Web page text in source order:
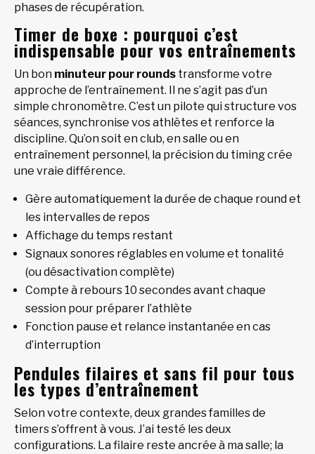
phases de récupération.
Timer de boxe : pourquoi c’est
indispensable pour vos entraînements
Un bon minuteur pour rounds transforme votre
approche de l’entraînement. Il ne s’agit pas d’un
simple chronomètre. C’est un pilote qui structure vos
séances, synchronise vos athlètes et renforce la
discipline. Qu’on soit en club, en salle ou en
entraînement personnel, la précision du timing crée
une vraie différence.
Gère automatiquement la durée de chaque round et
les intervalles de repos
Affichage du temps restant
Signaux sonores réglables en volume et tonalité
(ou désactivation complète)
Compte à rebours 10 secondes avant chaque
session pour préparer l’athlète
Fonction pause et relance instantanée en cas
d’interruption
Pendules filaires et sans fil pour tous
les types d’entraînement
Selon votre contexte, deux grandes familles de
timers s’offrent à vous. J’ai testé les deux
configurations. La filaire reste ancrée à ma salle; la